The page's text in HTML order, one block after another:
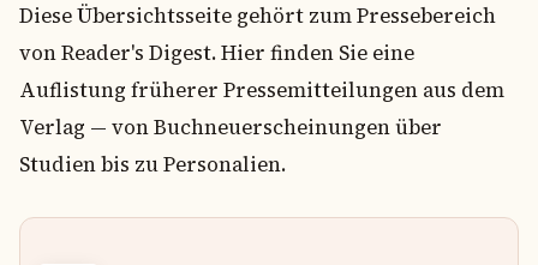
Diese Übersichtsseite gehört zum Pressebereich
von Reader's Digest. Hier finden Sie eine
Auflistung früherer Pressemitteilungen aus dem
Verlag — von Buchneuerscheinungen über
Studien bis zu Personalien.